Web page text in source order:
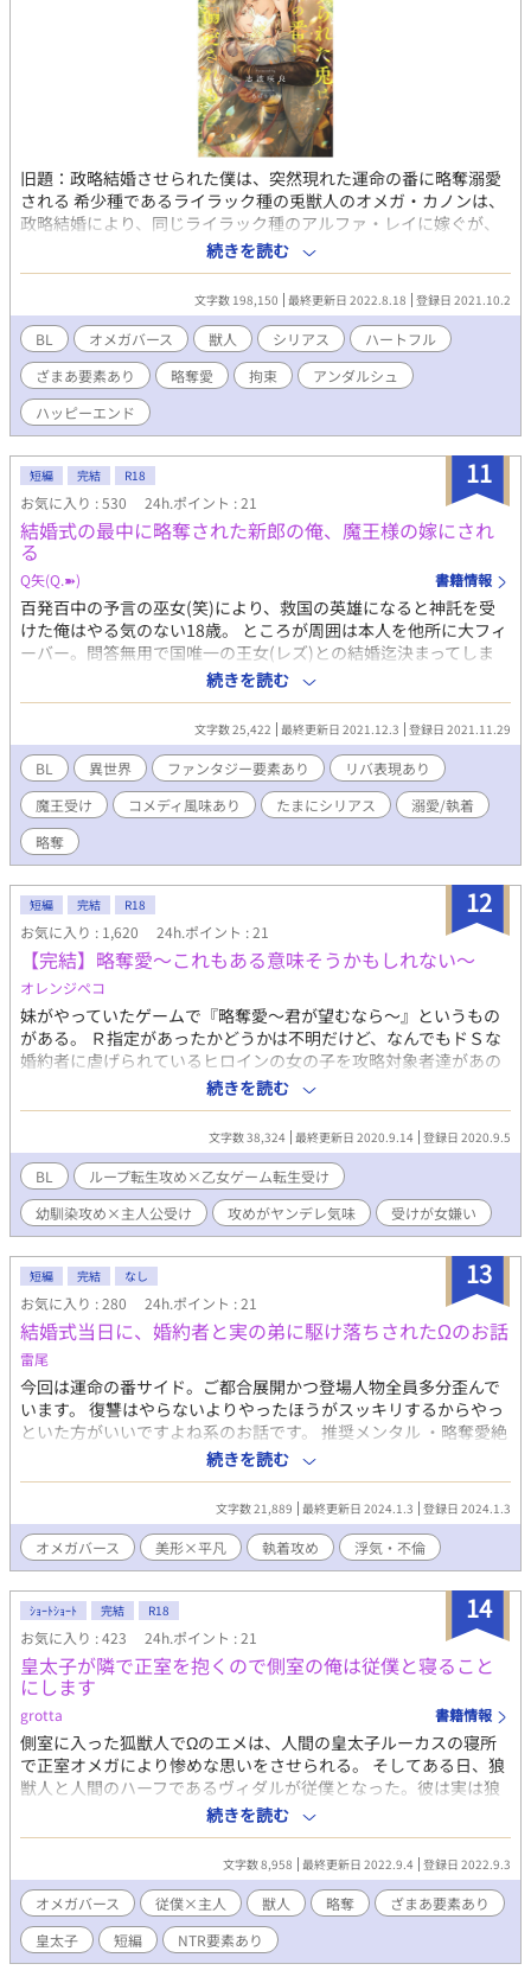
旧題：政略結婚させられた僕は、突然現れた運命の番に略奪溺愛
される 希少種であるライラック種の兎獣人のオメガ・カノンは、
政略結婚により、同じライラック種のアルファ・レイに嫁ぐが、
いわれのない冷遇を受け、虐げられる。 発情期の度に義務的に抱
かれ、それでも孕むことのないその身を責められる日々。 耐えら
れなくなったカノンは屋敷を出るが、逃げ出した先にはカノンの
運命の番である虎獣人のアルファ・リオンがいた。 「俺と番にな
って、世界一のお尋ね者になる勇気はあるか？」 肉食と草食。禁
断を超えた愛の行方は―― ☆感想もらえると、非常に喜びます。
続きを読む
文字数 198,150 最終更新日 2022.8.18 登録日 2021.10.2
BL オメガバース 獣人 シリアス
ハートフル
ざまあ要素あり
略奪愛 拘束
アンダルシュ
ハッピーエンド
11
短編 完結 R18
お気に入り : 530 24h.ポイント : 21
結婚式の最中に略奪された新郎の俺、魔王様の嫁にされ
る
Q矢(Q.➽) 書籍情報
百発百中の予言の巫女(笑)により、救国の英雄になると神託を受
けた俺はやる気のない18歳。 ところが周囲は本人を他所に大フィ
ーバー。問答無用で国唯一の王女(レズ)との結婚迄決まってしま
う。 (国救うどころか未だ何もしてないのになあ…。) 気がすすま
ない内に事態はどんどん進み、ついには国をあげての挙式当日。
一陣の黒い竜巻きが一瞬にして俺を攫った。 何が何だかわからな
い内に、今度は何処かの城の中のとある部屋のベッドにいた俺。
そして俺を抱えたまま俺の下敷きになってベッドに気絶している
黒髪の美形。 取り敢えずは起きるまで介抱してみると、目を覚ま
した彼は俺に言ったのだった。 「我の嫁…。」 つまり救国の英雄
とは、戦って魔王を倒すとかそういう感じではなく、魔王に嫁(賄
賂)を貢いで勘弁してもらう方向のやつだった…。 確かに国は救っ
ジっ子魔王様の 甘い新婚生活は無事スタートするのか。 ※ファン
タジー作品に馴染みがないので詳細な背景描写等ははおざなりで
すが、生暖かい目でお見守り下されば幸いです。 9割方悪ふざけ
です。 雑事の片手間程度にご覧下さい。 m(_ _)m
続きを読む
文字数 25,422 最終更新日 2021.12.3 登録日 2021.11.29
BL 異世界 ファンタジー要素あり
リバ表現あり
魔王受け
コメディ風味あり たまにシリアス
溺愛/執着
略奪
12
短編 完結 R18
お気に入り : 1,620 24h.ポイント : 21
【完結】略奪愛～これもある意味そうかもしれない～
オレンジペコ
妹がやっていたゲームで『略奪愛～君が望むなら～』というもの
がある。 Ｒ指定があったかどうかは不明だけど、なんでもドＳな
婚約者に虐げられているヒロインの女の子を攻略対象者達があの
手この手で助け出し、最終的に一番好感度が高い相手とくっつく
というなんだかよくわからない乙女ゲームだ。 ヒロインは婚約者
にあんなことされたこんなことされたと攻略対象者達に訴えて、
色々助けてもらいながら愛を深めていくゲームらしい。 なんてこ
とはない。悪役令嬢ポジションの代わりにドＳな婚約者がいると
言う、そんなゲームのようだった。 でも妹は何故かそんなゲーム
にドハマりして、聞きたくもない内容をぺちゃくちゃとよくしゃ
べっていた。 だからこんなことになったんだろうか？ 「…………
マジか」 気づけば俺はそのゲームのドＳキャラであるレオ＝ダン
タリオンへと転生していた。 （なんでよりにもよってドＳキャラ
なんだよ？！） 確かに俺は妹のせいで基本的に女が嫌いだ。 でも
別にドＳなわけじゃない。 単に女を見る目が冷たいだけであっ
て、どうこうしてやる的な思考は持ち合わせていないのだ。 本当
にもうどうしたらいいんだろう？ そうこうしているうちに月日は
経ち、学園で婚約者に悪評を流されて……。 これは思ってもみな
かった幼馴染に捕まえられてしまった、そんな俺の話。 ※主人公
は別にドＳではないです。タグの方をご確認ください。 ※全１２
話です。サラッとお楽しみください。よろしくお願いします。
続きを読む
文字数 38,324 最終更新日 2020.9.14 登録日 2020.9.5
BL
ループ転生攻め×乙女ゲーム転生受け
幼馴染攻め×主人公受け
攻めがヤンデレ気味 受けが女嫌い
13
短編 完結 なし
お気に入り : 280 24h.ポイント : 21
結婚式当日に、婚約者と実の弟に駆け落ちされたΩのお話
雷尾
今回は運命の番サイド。ご都合展開かつ登場人物全員多分歪んで
います。 復讐はやらないよりやったほうがスッキリするからやっ
といた方がいいですよね系のお話です。 推奨メンタル ・略奪愛絶
許な方 ・浮気した側はそれなりに報復されてほしい方 ・浮気した
奴は許せないが、それでもまだ（浮気した奴に）心が残っていて
もやもやイライラしている方
続きを読む
文字数 21,889 最終更新日 2024.1.3 登録日 2024.1.3
オメガバース 美形×平凡 執着攻め 浮気・不倫
14
ｼｮｰﾄｼｮｰﾄ 完結 R18
お気に入り : 423 24h.ポイント : 21
皇太子が隣で正室を抱くので側室の俺は従僕と寝ること
にします
grotta 書籍情報
側室に入った狐獣人でΩのエメは、人間の皇太子ルーカスの寝所
で正室オメガにより惨めな思いをさせられる。 そしてある日、狼
獣人と人間のハーフであるヴィダルが従僕となった。彼は実は狼
一族の子孫で、αだった。 二人は皇太子を騙して帝国を乗っ取る
ためにあることを企てる。 【狼一族の生き残りα×美人狐獣人Ω】
※前半皇太子と正室による胸糞注意
続きを読む
文字数 8,958 最終更新日 2022.9.4 登録日 2022.9.3
オメガバース 従僕×主人 獣人 略奪
ざまあ要素あり
皇太子
短編 NTR要素あり